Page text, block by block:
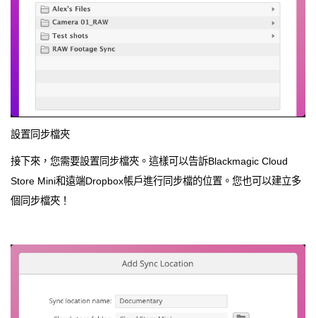
設置同步檔夾
接下來，您需要設置同步檔夾。這樣可以告訴Blackmagic Cloud
Store Mini和遠端Dropbox帳戶進行同步檔的位置。您也可以建立多
個同步檔夾！